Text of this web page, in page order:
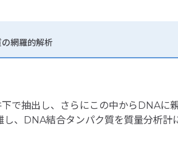
網羅的解析
で抽出し、さらにこの中からDNAに
、DNA結合タンパク質を質量分析計